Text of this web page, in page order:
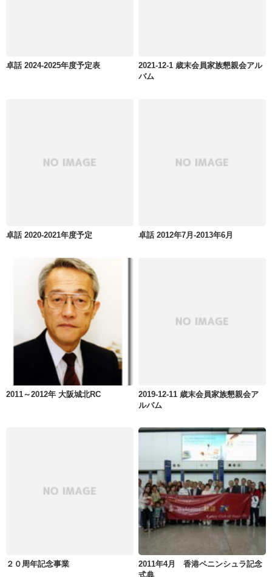
卓話 2024-2025年度予定表
2021-12-1 歳末会員家族懇親会アル
バム
卓話 2020-2021年度予定 卓話 2012年7月-2013年6月
2011～2012年 大阪城北RC
2019-12-11 歳末会員家族懇親会ア
ルバム
２０周年記念事業
2011年4月 香港ペニンシュラ記念
式典